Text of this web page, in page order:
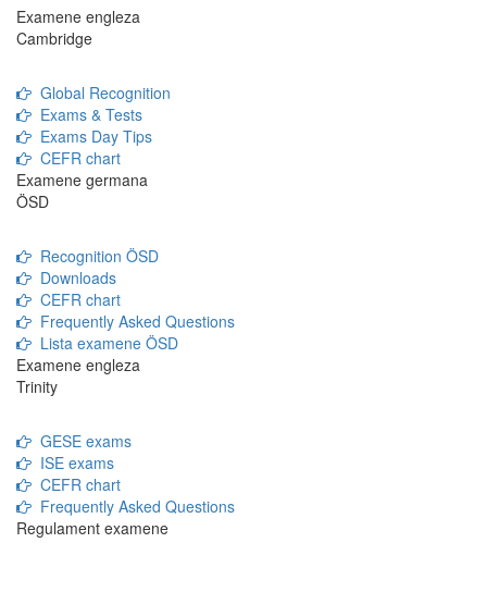
Examene engleza
Cambridge
Global Recognition
Exams & Tests
Exams Day Tips
CEFR chart
Examene germana
ÖSD
Recognition ÖSD
Downloads
CEFR chart
Frequently Asked Questions
Lista examene ÖSD
Examene engleza
Trinity
GESE exams
ISE exams
CEFR chart
Frequently Asked Questions
Regulament examene